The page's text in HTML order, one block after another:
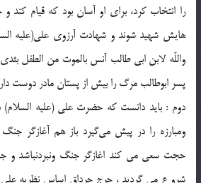
را انتخاب كرد، براي او آسان بود كه قيام كند
هايش شهيد شوند و شهادت آرزوي علي(عليه
پسر ابوطالب مرگ را بيش از پستان مادر دوست
دوم : بايد دانست كه حضرت علي (عليه السلام)
ومبارزه را در پيش مي‌گيرد باز هم آغازگر جنگ
حجت سعي مي كند اغازگر جنگ ونبردنباشد و